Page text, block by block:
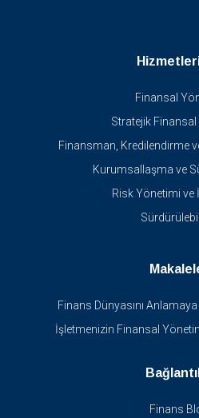
Finansal
Stratejik
Finansman, Kredilendirme
Kurumsallaşma ve
Risk Yönetimi ve
Finans Dünyasını
İşletmenizin Finansal
Finans